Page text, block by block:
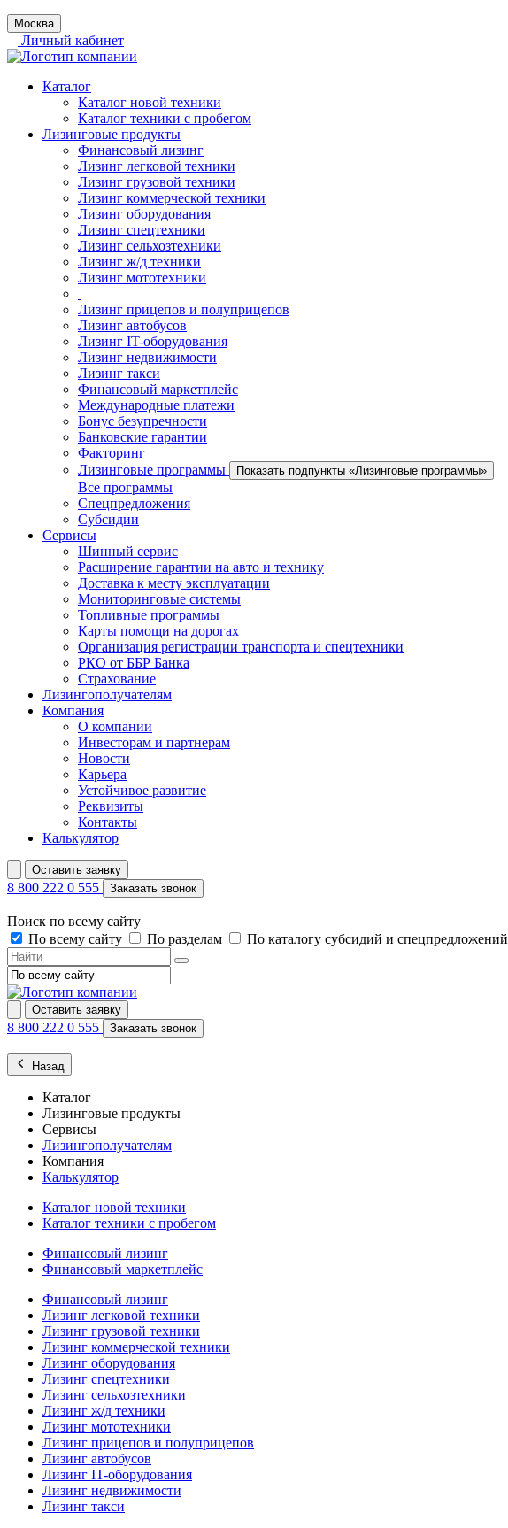
Москва
Личный кабинет
Каталог
Каталог новой техники
Каталог техники с пробегом
Лизинговые продукты
Финансовый лизинг
Лизинг легковой техники
Лизинг грузовой техники
Лизинг коммерческой техники
Лизинг оборудования
Лизинг спецтехники
Лизинг сельхозтехники
Лизинг ж/д техники
Лизинг мототехники
Лизинг прицепов и полуприцепов
Лизинг автобусов
Лизинг IT-оборудования
Лизинг недвижимости
Лизинг такси
Финансовый маркетплейс
Международные платежи
Бонус безупречности
Банковские гарантии
Факторинг
Лизинговые программы
Показать подпункты «Лизинговые программы»
Все программы
Спецпредложения
Субсидии
Сервисы
Шинный сервис
Расширение гарантии на авто и технику
Доставка к месту эксплуатации
Мониторинговые системы
Топливные программы
Карты помощи на дорогах
Организация регистрации транспорта и спецтехники
РКО от ББР Банка
Страхование
Лизингополучателям
Компания
О компании
Инвесторам и партнерам
Новости
Карьера
Устойчивое развитие
Реквизиты
Контакты
Калькулятор
Оставить заявку
8 800 222 0 555 Заказать звонок
Поиск по всему сайту
По всему сайту
По разделам По каталогу субсидий и спецпредложений
Оставить заявку
8 800 222 0 555 Заказать звонок
Назад
Каталог
Лизинговые продукты
Сервисы
Лизингополучателям
Компания
Калькулятор
Каталог новой техники
Каталог техники с пробегом
Финансовый лизинг
Финансовый маркетплейс
Финансовый лизинг
Лизинг легковой техники
Лизинг грузовой техники
Лизинг коммерческой техники
Лизинг оборудования
Лизинг спецтехники
Лизинг сельхозтехники
Лизинг ж/д техники
Лизинг мототехники
Лизинг прицепов и полуприцепов
Лизинг автобусов
Лизинг IT-оборудования
Лизинг недвижимости
Лизинг такси